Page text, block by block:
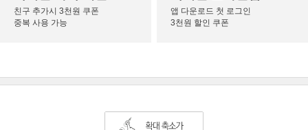
친구 추가시 3천원 쿠폰
중복 사용 가능
앱 다운로드 첫 로그인
3천원 할인 쿠폰